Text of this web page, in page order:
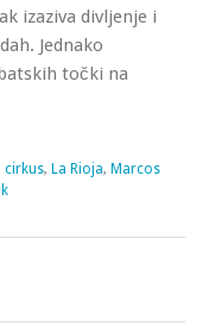
izaziva divljenje i
Jednako
točki na
cirkus, La Rioja, Marcos